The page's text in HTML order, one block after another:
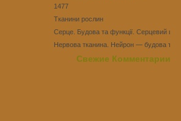
1477
Тканини рослин
Серце. Будова та функції. Серцевий цикл
Нервова тканина. Нейрон — будова та
Тест Епітеліальні тканини
Свежие Комментарии